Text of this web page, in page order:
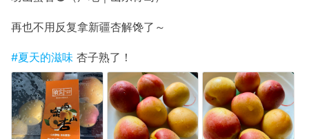
再也不用反复拿新疆杏解馋了～
#夏天的滋味 杏子熟了！